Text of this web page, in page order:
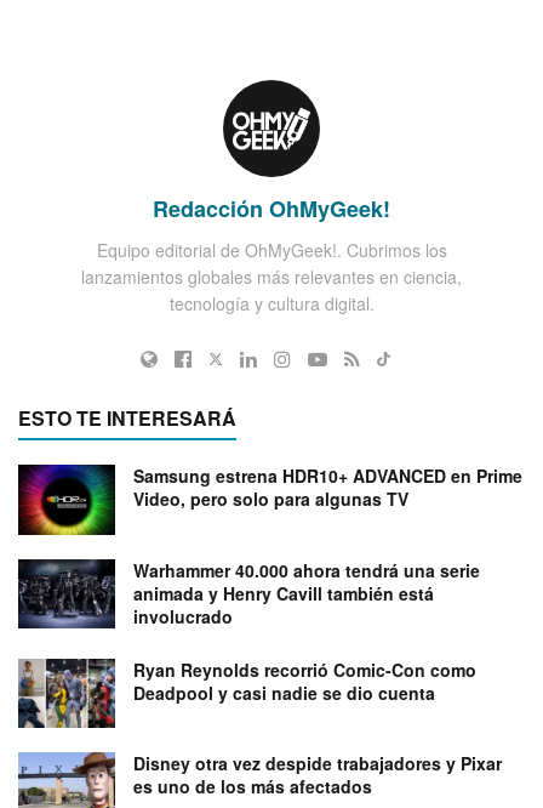
Redacción OhMyGeek!
Equipo editorial de OhMyGeek!. Cubrimos los
lanzamientos globales más relevantes en ciencia,
tecnología y cultura digital.
ESTO TE INTERESARÁ
Samsung estrena HDR10+ ADVANCED en Prime
Video, pero solo para algunas TV
Warhammer 40.000 ahora tendrá una serie
animada y Henry Cavill también está
involucrado
Ryan Reynolds recorrió Comic-Con como
Deadpool y casi nadie se dio cuenta
Disney otra vez despide trabajadores y Pixar
es uno de los más afectados